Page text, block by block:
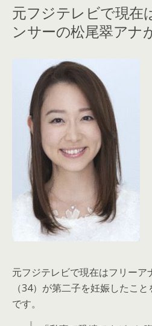
元フジテレビで現在
ンサーの松尾翠アナ
元フジテレビで現在はフリーア
（34）が第二子を妊娠したこ
です。